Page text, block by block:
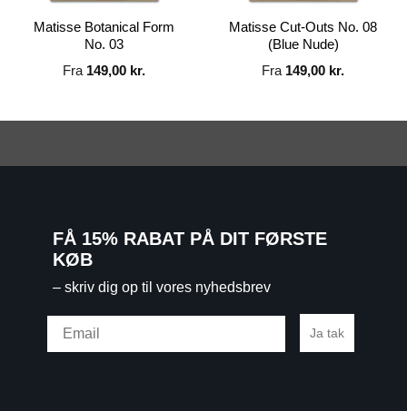
Matisse Botanical Form
No. 03
Fra 149,00 kr.
Matisse Cut-Outs No. 08
(Blue Nude)
Fra 149,00 kr.
FÅ 15% RABAT PÅ DIT FØRSTE
KØB
– skriv dig op til vores nyhedsbrev
Ja tak